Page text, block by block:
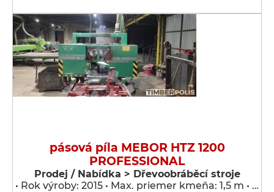
pásová píla MEBOR HTZ 1200
PROFESSIONAL
Prodej / Nabídka > Dřevoobráběcí stroje
• Rok výroby: 2015 • Max. priemer kmeňa: 1,5 m • …